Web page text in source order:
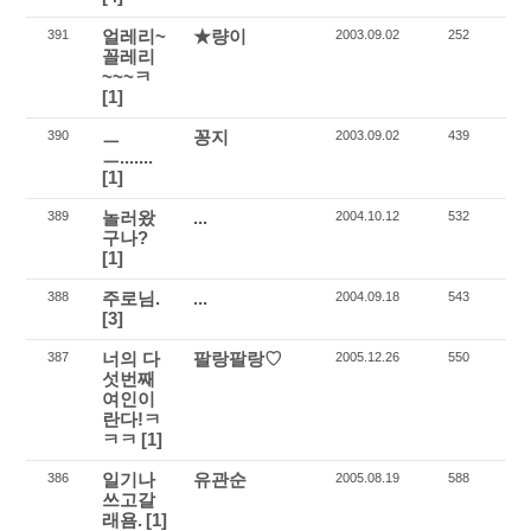
391
얼레리~
꼴레리
~~~ㅋ
[1]
★량이 2003.09.02 252
390
ㅡ
ㅡ.......
[1]
꽁지 2003.09.02 439
389
놀러왔
구나?
[1]
... 2004.10.12 532
388
주로님.
[3]
... 2004.09.18 543
387
너의 다
섯번째
여인이
란다!ㅋ
ㅋㅋ [1]
팔랑팔랑♡ 2005.12.26 550
386
일기나
쓰고갈
래욤. [1]
유관순 2005.08.19 588